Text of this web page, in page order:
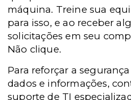
máquina. Treine sua
para isso, e ao receber
solicitações em seu
Não clique.
Para reforçar a
dados e informações,
suporte de TI